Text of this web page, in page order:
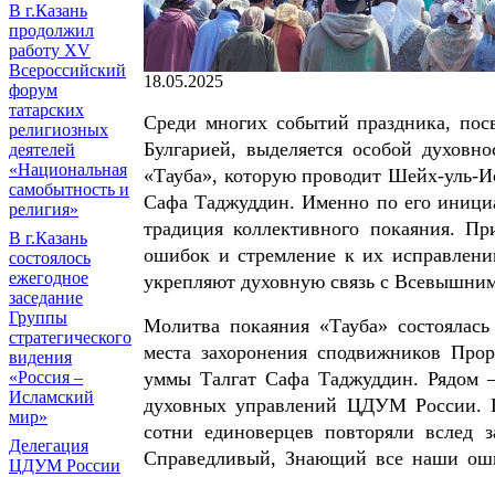
В г.Казань
продолжил
работу XV
Всероссийский
форум
татарских
религиозных
деятелей
«Национальная
самобытность и
религия»
В г.Казань
состоялось
ежегодное
заседание
Группы
стратегического
видения
«Россия –
Исламский
мир»
Делегация
ЦДУМ России
18.05.2025
Среди многих событий праздника,
Булгарией, выделяется особой
«Тауба», которую проводит Шейх-
Сафа Таджуддин. Именно по его
традиция коллективного покаяния.
ошибок и стремление к их
укрепляют духовную связь с
Молитва покаяния «Тауба»
места захоронения сподвижников
уммы Талгат Сафа Таджуддин. Рядом
духовных управлений ЦДУМ России.
сотни единоверцев повторяли
Справедливый, Знающий все наши